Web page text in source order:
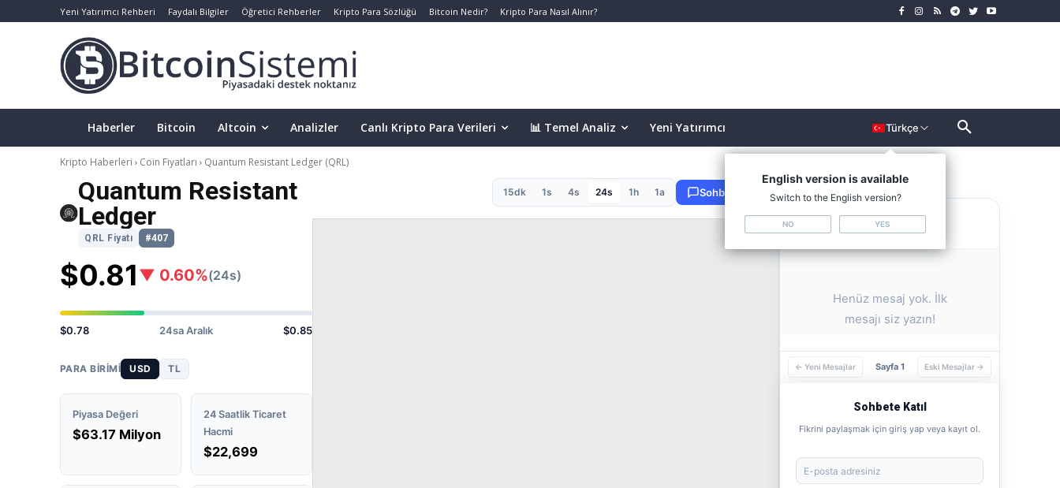
Yeni Yatırımcı Rehberi Faydalı Bilgiler Öğretici Rehberler Kripto Para Sözlüğü Bitcoin Nedir? Kripto Para Nasıl Alınır?
Haberler Bitcoin Altcoin Analizler Canlı Kripto Para Verileri 📊 Temel Analiz Yeni Yatırımcı Türkçe
English version is available
Switch to the English version?
NO YES
Kripto Haberleri Coin Fiyatları Quantum Resistant Ledger (QRL)
Quantum Resistant
Ledger
QRL Fiyatı #407
$0.81 ▼ 0.60%(24s)
$0.78 24sa Aralık $0.85
PARA BIRIMI USD TL
Piyasa Değeri
$63.17 Milyon
24 Saatlik Ticaret
Hacmi
$22,699
15dk 1s 4s 24s 1h 1a Sohbeti Kapat
Henüz mesaj yok. İlk
mesajı siz yazın!
← Yeni Mesajlar Sayfa 1 Eski Mesajlar →
Sohbete Katıl
Fikrini paylaşmak için giriş yap veya kayıt ol.